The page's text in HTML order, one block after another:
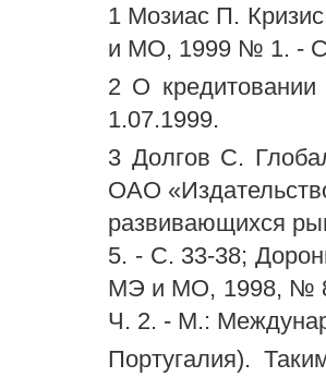
1 Мозиас П.
и МО, 1999 № 1. -
2 О
1.07.1999.
3 Долгов С.
ОАО
развивающихся
5. - С. 33-38;
МЭ и МО, 1998, №
Ч. 2. - М.:
Португалия).